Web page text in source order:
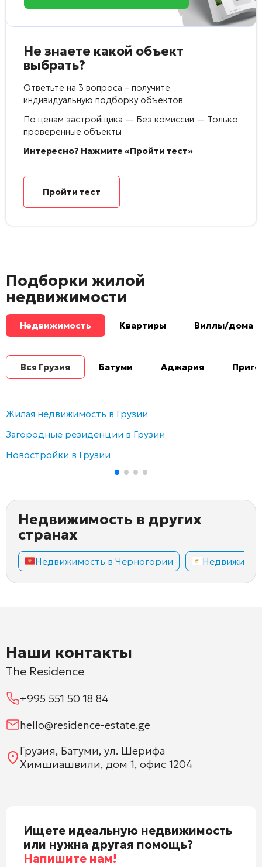
Не знаете какой объект
выбрать?
Ответьте на 3 вопроса – получите
индивидуальную подборку объектов
По ценам застройщика — Без комиссии — Только
проверенные объекты
Интересно? Нажмите «Пройти тест»
Пройти тест
Подборки жилой
недвижимости
Недвижимость Квартиры Виллы/дома
Вся Грузия Батуми Аджария
Жилая недвижимость в Грузии
Загородные резиденции в Грузии
Новостройки в Грузии
Недвижимость в других
странах
Недвижимость в Черногории
Наши контакты
The Residence
+995 551 50 18 84
hello@residence-estate.ge
Грузия, Батуми, ул. Шерифа
Химшиашвили, дом 1, офис 1204
Ищете идеальную недвижимость
или нужна другая помощь?
Напишите нам!